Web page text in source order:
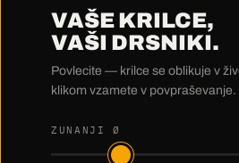
VAŠE KRILCE,
VAŠI DRSNIKI.
Povlecite — krilce se oblikuje v
klikom vzamete v povpraševanje.
ZUNANJI Ø